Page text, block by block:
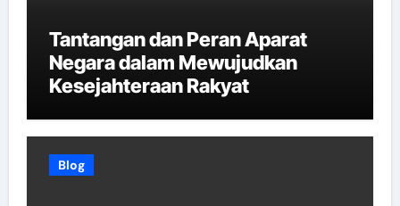
Tantangan dan Peran Aparat
Negara dalam Mewujudkan
Kesejahteraan Rakyat
Blog